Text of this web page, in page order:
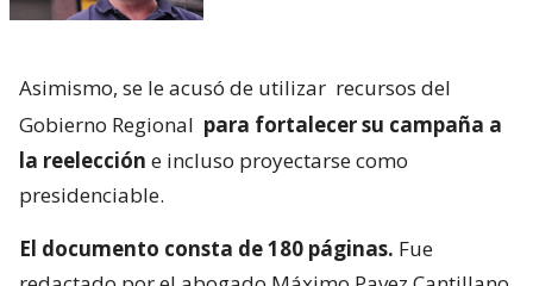
Asimismo, se le acusó de utilizar recursos del
Gobierno Regional para fortalecer su campaña a
la reelección e incluso proyectarse como
presidenciable.
El documento consta de 180 páginas. Fue